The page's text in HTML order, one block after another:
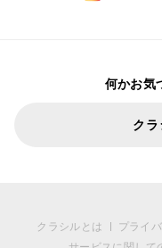
何かお気
ク
クラシルとは プライ